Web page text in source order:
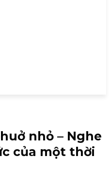
nhỏ – Nghe
của một thời